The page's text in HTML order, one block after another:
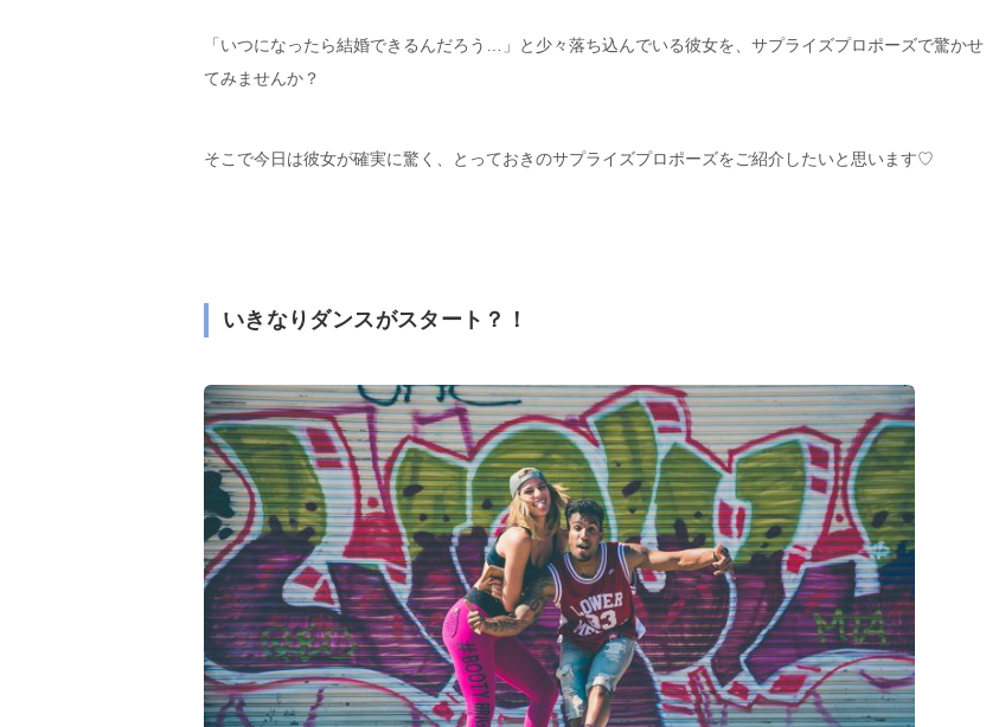
「いつになったら結婚できるんだろう…」と少々落ち込んでいる彼女を、サプライズプロポーズで驚かせ
てみませんか？
そこで今日は彼女が確実に驚く、とっておきのサプライズプロポーズをご紹介したいと思います♡
いきなりダンスがスタート？！